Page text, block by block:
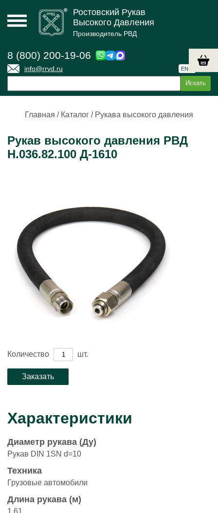
Ростовский Рукав
Высокого Давления
Производитель РВД
8 (800) 200-19-06
info@rrvd.ru ENG
Главная / Каталог / Рукава высокого давления
Рукав высокого давления РВД
Н.036.82.100 Д-1610
Количество шт.
Характеристики
Диаметр рукава (Ду)
Рукав DIN 1SN d=10
Техника
Грузовые автомобили
Длина рукава (м)
1.61